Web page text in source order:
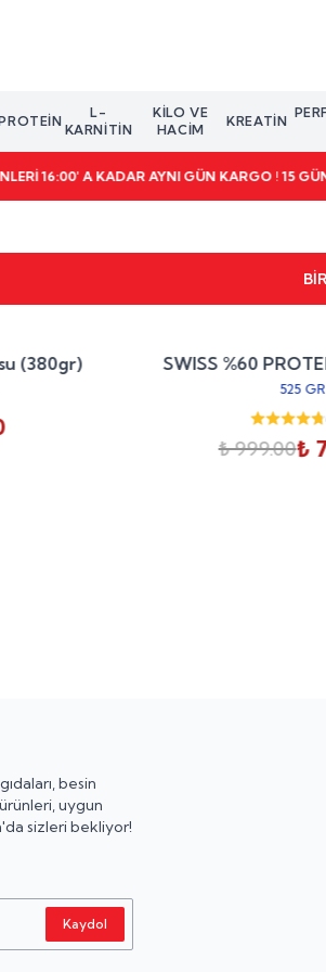
L-
KARNİTİN
KILO VE
HACIM
KREATIN
16:00' A KADAR AYNI GÜN KARGO ! 15
SWISS %60 PROTEIN ICE
80)
₺ 749.00
besin
uygun
sizleri bekliyor!
Kaydol